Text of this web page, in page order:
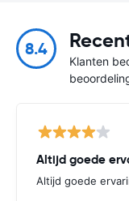
8.4
Klanten
Altijd goede
Altijd goede